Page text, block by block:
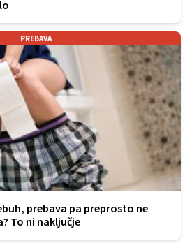
PREBAVA
prebava pa preprosto ne
To ni naključje